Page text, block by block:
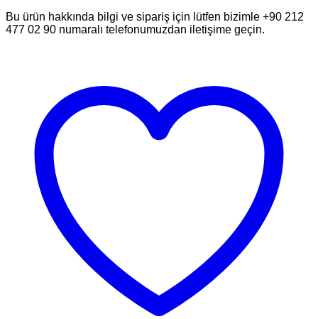
Bu ürün hakkında bilgi ve sipariş için lütfen bizimle +90 212
477 02 90 numaralı telefonumuzdan iletişime geçin.